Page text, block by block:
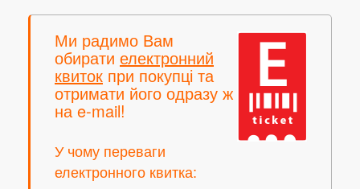
Ми радимо Вам
обирати електронний
квиток при покупці та
отримати його одразу ж
на e-mail!
У чому переваги
електронного квитка: